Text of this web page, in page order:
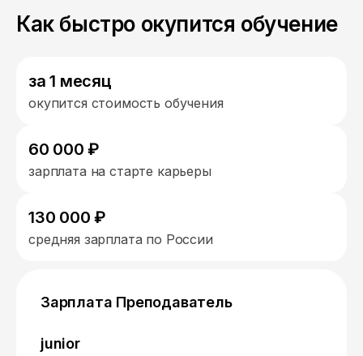
Как быстро окупится обучение
за 1 месяц
окупится стоимость обучения
60 000 ₽
зарплата на старте карьеры
130 000 ₽
средняя зарплата по России
Зарплата Преподаватель
junior